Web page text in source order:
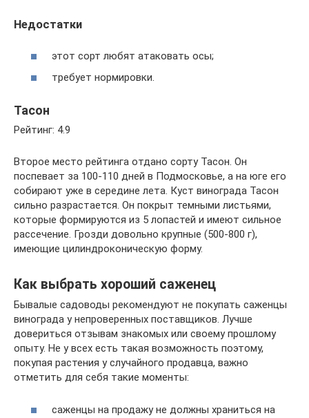
Недостатки
этот сорт любят атаковать осы;
требует нормировки.
Тасон
Рейтинг: 4.9
Второе место рейтинга отдано сорту Тасон. Он
поспевает за 100-110 дней в Подмосковье, а на юге его
собирают уже в середине лета. Куст винограда Тасон
сильно разрастается. Он покрыт темными листьями,
которые формируются из 5 лопастей и имеют сильное
рассечение. Грозди довольно крупные (500-800 г),
имеющие цилиндроконическую форму.
Как выбрать хороший саженец
Бывалые садоводы рекомендуют не покупать саженцы
винограда у непроверенных поставщиков. Лучше
довериться отзывам знакомых или своему прошлому
опыту. Не у всех есть такая возможность поэтому,
покупая растения у случайного продавца, важно
отметить для себя такие моменты:
саженцы на продажу не должны храниться на